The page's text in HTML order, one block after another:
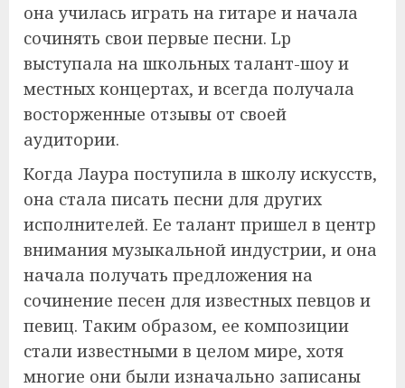
она училась играть на гитаре и начала
сочинять свои первые песни. Lp
выступала на школьных талант-шоу и
местных концертах, и всегда получала
восторженные отзывы от своей
аудитории.
Когда Лаура поступила в школу искусств,
она стала писать песни для других
исполнителей. Ее талант пришел в центр
внимания музыкальной индустрии, и она
начала получать предложения на
сочинение песен для известных певцов и
певиц. Таким образом, ее композиции
стали известными в целом мире, хотя
многие они были изначально записаны